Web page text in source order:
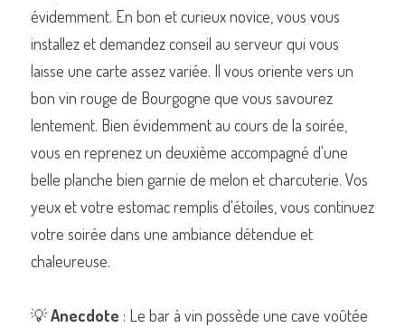
évidemment. En bon et curieux novice, vous vous
installez et demandez conseil au serveur qui vous
laisse une carte assez variée. Il vous oriente vers un
bon vin rouge de Bourgogne que vous savourez
lentement. Bien évidemment au cours de la soirée,
vous en reprenez un deuxième accompagné d'une
belle planche bien garnie de melon et charcuterie. Vos
yeux et votre estomac remplis d'étoiles, vous continuez
votre soirée dans une ambiance détendue et
chaleureuse.
💡 Anecdote : Le bar à vin possède une cave voûtée